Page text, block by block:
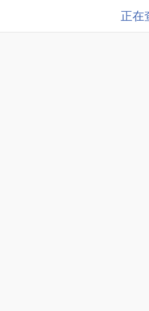
正在